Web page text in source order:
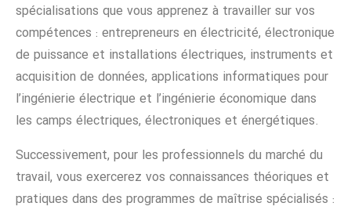
spécialisations que vous apprenez à travailler sur vos
compétences : entrepreneurs en électricité, électronique
de puissance et installations électriques, instruments et
acquisition de données, applications informatiques pour
l’ingénierie électrique et l’ingénierie économique dans
les camps électriques, électroniques et énergétiques.
Successivement, pour les professionnels du marché du
travail, vous exercerez vos connaissances théoriques et
pratiques dans des programmes de maîtrise spécialisés :